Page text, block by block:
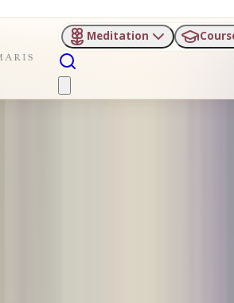
Meditation